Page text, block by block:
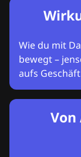
Wie du mit
bewegt –
aufs